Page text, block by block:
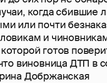
когда
или почти
и
готов
виновница ДТП в
Добржанская